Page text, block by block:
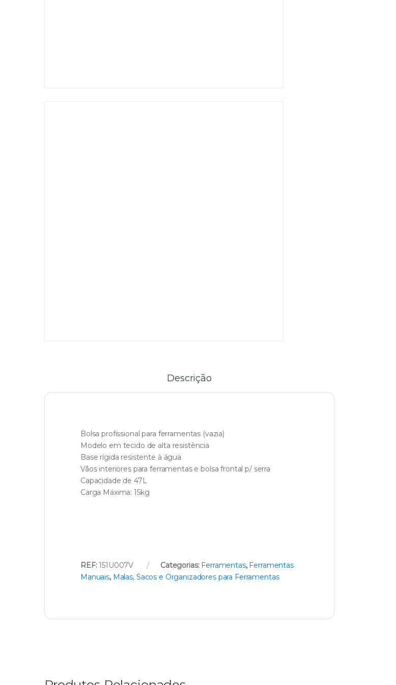
Descrição
Bolsa profissional para ferramentas (vazia)
Modelo em tecido de alta resistência
Base rígida resistente à água
Vãos interiores para ferramentas e bolsa frontal p/ serra
Capacidade de 47L
Carga Máxima: 15kg
REF:151U007V Categorias: Ferramentas, Ferramentas
Manuais, Malas, Sacos e Organizadores para Ferramentas